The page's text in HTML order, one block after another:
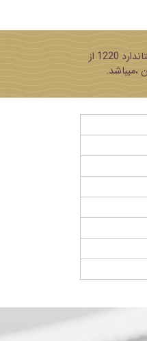
پایه تمامی محصولات طلای ۱۸ عیار با کد ملی استاندارد 1220 از
،میباشد.